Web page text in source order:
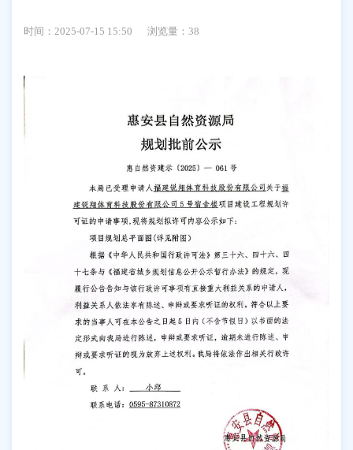
时间：2025-07-15 15:50 浏览量：38